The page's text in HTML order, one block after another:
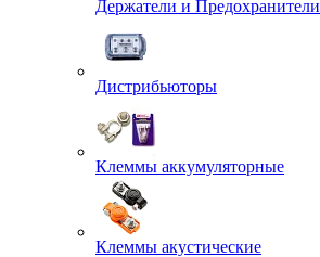
Держатели и Предохранители
Дистрибьюторы
Клеммы аккумуляторные
Клеммы акустические